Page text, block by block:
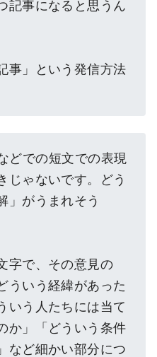
記事になると思うん
事」という発信方法
どでの短文での表現
じゃないです。どう
」がうまれそう
字で、その意見の
ういう経緯があった
いう人たちには当て
か」「どういう条件
など細かい部分につ